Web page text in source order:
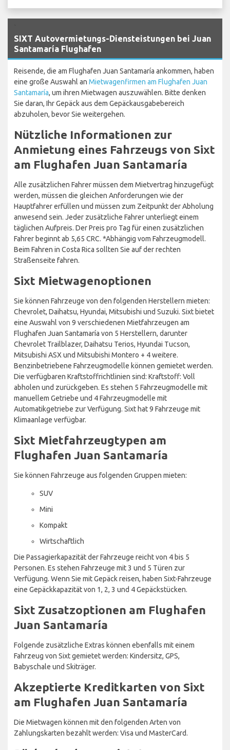
SIXT Autovermietungs-Diensteistungen bei Juan
Santamaría Flughafen
Reisende, die am Flughafen Juan Santamaría ankommen, haben
eine große Auswahl an Mietwagenfirmen am Flughafen Juan
Santamaría, um ihren Mietwagen auszuwählen. Bitte denken
Sie daran, Ihr Gepäck aus dem Gepäckausgabebereich
abzuholen, bevor Sie weitergehen.
Nützliche Informationen zur
Anmietung eines Fahrzeugs von Sixt
am Flughafen Juan Santamaría
Alle zusätzlichen Fahrer müssen dem Mietvertrag hinzugefügt
werden, müssen die gleichen Anforderungen wie der
Hauptfahrer erfüllen und müssen zum Zeitpunkt der Abholung
anwesend sein. Jeder zusätzliche Fahrer unterliegt einem
täglichen Aufpreis. Der Preis pro Tag für einen zusätzlichen
Fahrer beginnt ab 5,65 CRC. *Abhängig vom Fahrzeugmodell.
Beim Fahren in Costa Rica sollten Sie auf der rechten
Straßenseite fahren.
Sixt Mietwagenoptionen
Sie können Fahrzeuge von den folgenden Herstellern mieten:
Chevrolet, Daihatsu, Hyundai, Mitsubishi und Suzuki. Sixt bietet
eine Auswahl von 9 verschiedenen Mietfahrzeugen am
Flughafen Juan Santamaría von 5 Herstellern, darunter
Chevrolet Trailblazer, Daihatsu Terios, Hyundai Tucson,
Mitsubishi ASX und Mitsubishi Montero + 4 weitere.
Benzinbetriebene Fahrzeugmodelle können gemietet werden.
Die verfügbaren Kraftstoffrichtlinien sind: Kraftstoff: Voll
abholen und zurückgeben. Es stehen 5 Fahrzeugmodelle mit
manuellem Getriebe und 4 Fahrzeugmodelle mit
Automatikgetriebe zur Verfügung. Sixt hat 9 Fahrzeuge mit
Klimaanlage verfügbar.
Sixt Mietfahrzeugtypen am
Flughafen Juan Santamaría
Sie können Fahrzeuge aus folgenden Gruppen mieten:
SUV
Mini
Kompakt
Wirtschaftlich
Die Passagierkapazität der Fahrzeuge reicht von 4 bis 5
Personen. Es stehen Fahrzeuge mit 3 und 5 Türen zur
Verfügung. Wenn Sie mit Gepäck reisen, haben Sixt-Fahrzeuge
eine Gepäckkapazität von 1, 2, 3 und 4 Gepäckstücken.
Sixt Zusatzoptionen am Flughafen
Juan Santamaría
Folgende zusätzliche Extras können ebenfalls mit einem
Fahrzeug von Sixt gemietet werden: Kindersitz, GPS,
Babyschale und Skiträger.
Akzeptierte Kreditkarten von Sixt
am Flughafen Juan Santamaría
Die Mietwagen können mit den folgenden Arten von
Zahlungskarten bezahlt werden: Visa und MasterCard.